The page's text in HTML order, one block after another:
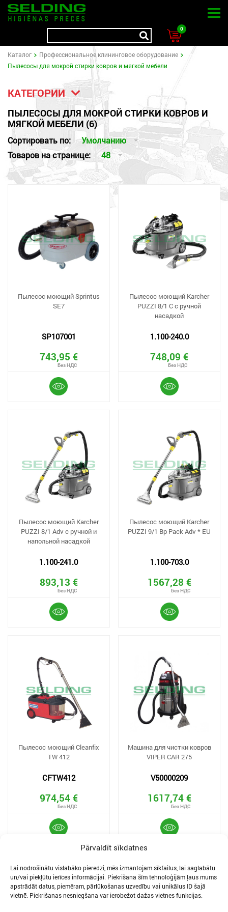
Pārvaldīt sīkdatnes
Lai nodrošinātu vislabāko pieredzi, mēs izmantojam sīkfailus, lai saglabātu
un/vai piekļūtu ierīces informācijai. Piekrišana šīm tehnoloģijām ļaus mums
apstrādāt datus, piemēram, pārlūkošanas uzvedību vai unikālus ID šajā
vietnē. Piekrišanas nesniegšana var ierobežot dažas vietnes funkcijas.
0
Kаталог
Профессиональное клининговое оборудование
Пылесосы для мокрой стирки ковров и мягкой мебели
КАТЕГОРИИ
ПЫЛЕСОСЫ ДЛЯ МОКРОЙ СТИРКИ КОВРОВ И
МЯГКОЙ МЕБЕЛИ (6)
Сортировать по:
Умолчанию
Товаров на странице:
48
Пылесос моющий Sprintus
SE7
SP107001
743,95 €
Пылесос моющий Karcher
PUZZI 8/1 C с ручной
насадкой
1.100-240.0
748,09 €
Пылесос моющий Karcher
PUZZI 8/1 Adv с ручной и
напольной насадкой
1.100-241.0
893,13 €
Пылесос моющий Karcher
PUZZI 9/1 Bp Pack Adv * EU
1.100-703.0
1567,28 €
Пылесос моющий Cleanfix
TW 412
CFTW412
974,54 €
Машина для чистки ковров
VIPER CAR 275
V50000209
1617,74 €